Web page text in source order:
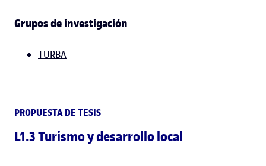
Grupos de investigación
TURBA
PROPUESTA DE TESIS
L1.3 Turismo y desarrollo local